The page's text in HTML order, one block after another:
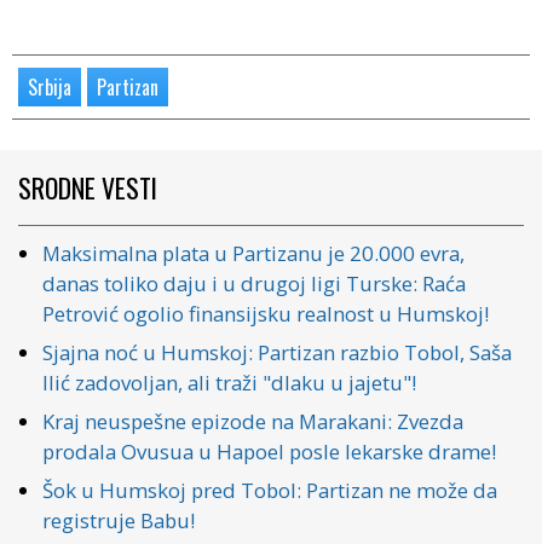
Srbija Partizan
SRODNE VESTI
Maksimalna plata u Partizanu je 20.000 evra,
danas toliko daju i u drugoj ligi Turske: Raća
Petrović ogolio finansijsku realnost u Humskoj!
Sjajna noć u Humskoj: Partizan razbio Tobol, Saša
Ilić zadovoljan, ali traži "dlaku u jajetu"!
Kraj neuspešne epizode na Marakani: Zvezda
prodala Ovusua u Hapoel posle lekarske drame!
Šok u Humskoj pred Tobol: Partizan ne može da
registruje Babu!